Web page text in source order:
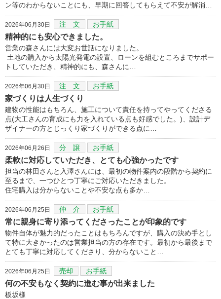
ン等のわからないことにも、早期に回答してもらえて不安が解消…
2026年06月30日 注 文 お手紙
精神的にも安心できました。
営業の森さんには大変お世話になりました。
土地の購入から太陽光発電の設置、ローンを組むところまでサポー
トしていただき、精神的にも、森さんに…
2026年06月30日 注 文 お手紙
家づくりは人生づくり
建物の性能はもちろん、施工について責任を持ってやってくださる
点(大工さんの育成にも力を入れている点も好感でした。)、設計デ
ザイナーの方とじっくり家づくりができる点に…
2026年06月26日 分 譲 お手紙
柔軟に対応していただき、とても心強かったです
担当の林田さんと入澤さんには、最初の物件案内の段階から契約に
至るまで、一つひとつ丁寧にご対応いただきました。
住宅購入は分からないことや不安な点も多か…
2026年06月25日 仲 介 お手紙
常に親身に寄り添ってくださったことが印象的です
物件自体が魅力的だったことはもちろんですが、購入の決め手とし
て特に大きかったのは営業担当の方の存在です。最初から最後まで
とても丁寧に対応してくださり、分からないこと…
2026年06月25日 売却 お手紙
何の不安もなく契約に進む事が出来ました
板坂様